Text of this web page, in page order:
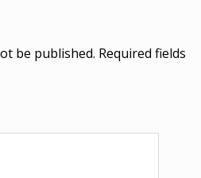
be published. Required fields